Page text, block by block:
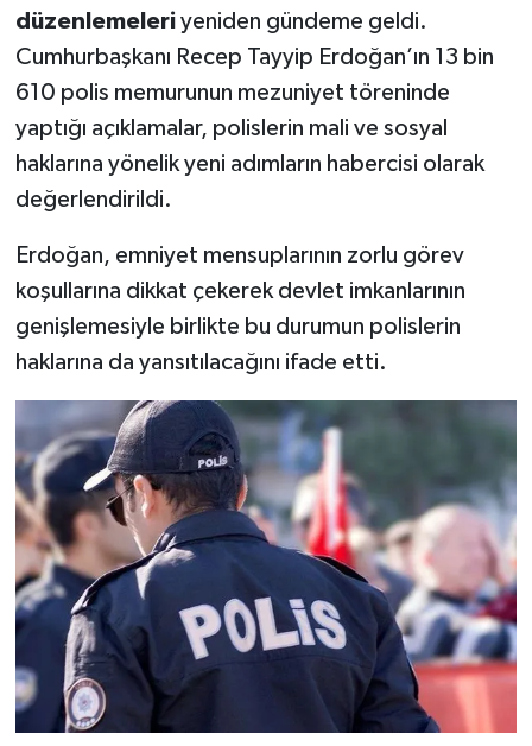
düzenlemeleriyeniden gündeme geldi.
Cumhurbaşkanı Recep Tayyip Erdoğan’ın 13 bin
610 polis memurunun mezuniyet töreninde
yaptığı açıklamalar, polislerin mali ve sosyal
haklarına yönelik yeni adımların habercisi olarak
değerlendirildi.
Erdoğan, emniyet mensuplarının zorlu görev
koşullarına dikkat çekerek devlet imkanlarının
genişlemesiyle birlikte bu durumun polislerin
haklarına da yansıtılacağını ifade etti.